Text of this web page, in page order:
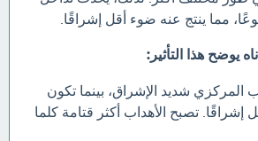
مما ينتج عنه ضوء أقل إشراقًا.
يوضح هذا التأثير:
المركزي شديد الإشراق، بينما تكون
إشراقًا. تصبح الأهداب أكثر قتامة كلما